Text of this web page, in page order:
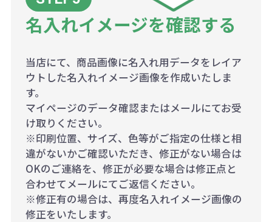
名入れイメージを確認する
当店にて、商品画像に名入れ用データをレイア
ウトした名入れイメージ画像を作成いたしま
す。
マイページのデータ確認またはメールにてお受
け取りください。
※印刷位置、サイズ、色等がご指定の仕様と相
違がないかご確認いただき、修正がない場合は
OKのご連絡を、修正が必要な場合は修正点と
合わせてメールにてご返信ください。
※修正有の場合は、再度名入れイメージ画像の
修正をいたします。